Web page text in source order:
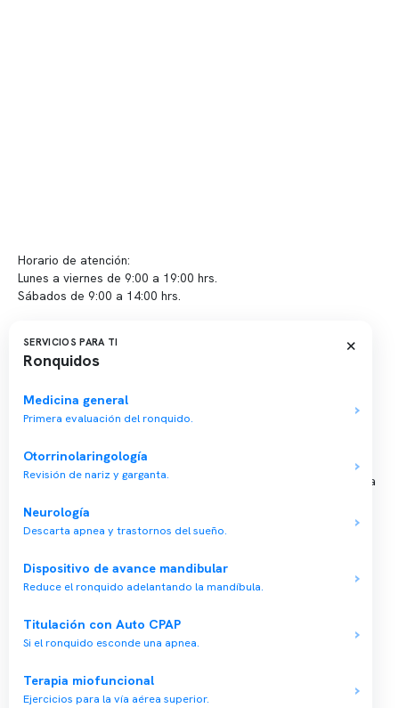
Horario de atención:
Lunes a viernes de 9:00 a 19:00 hrs.
Sábados de 9:00 a 14:00 hrs.
Sucursales
📍 Vitacura: Av. Kennedy 5488, Patio Inglés, piso -1, local 003
📍 Providencia: Av. Andrés Bello 2337, local 2
Reserva tu hora
Agenda tu consulta médica o examen del sueño de forma rápida
→ Reservar ahora
Presupuesto de exámenes
Copyright 2026 · Clínica Somno. Todos los derechos reservados.
SERVICIOS PARA TI
Ronquidos
×
Medicina general
Primera evaluación del ronquido.
Otorrinolaringología
Revisión de nariz y garganta.
Neurología
Descarta apnea y trastornos del sueño.
Dispositivo de avance mandibular
Reduce el ronquido adelantando la mandíbula.
Titulación con Auto CPAP
Si el ronquido esconde una apnea.
Terapia miofuncional
Ejercicios para la vía aérea superior.